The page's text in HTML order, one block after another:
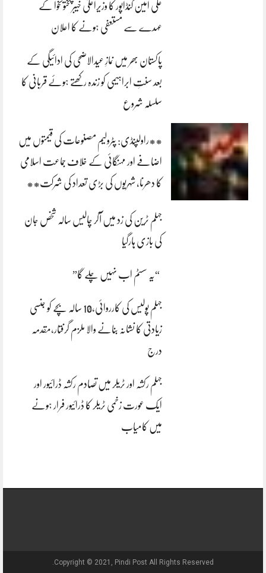
علی امین گنڈاپور کا وزیراعلیٰ خیبرپختونخوا کے
عہدے سے مستعفی ہونے کا اعلان
پاکستان بھر میں نمازِ عیدالاضحی کی ادائیگی کے
بعد سنتِ ابراہیمی کو زندہ رکھتے ہوئے قربانی کا
سلسلہ شروع
**راولپنڈی: پٹرولیم مصنوعات کی قیمتوں میں
اضافے اور مہنگائی کے خلاف جماعت اسلامی
کا دھرنا، شہریوں کی بڑی تعداد کی شرکت**
جہلم ٹرین کی زد میں آکر چالیس سالہ شخص جان
کی بازی ہارگیا
“یہ سسٹم اب نہیں چلے گا”
جہلم پولیس کی کارروائی،10 سالہ بچے کو جنسی
زیادتی کا نشانہ بنانے والا ملزم گرفتار،مقدمہ
درج
جہلم رکشہ اور ٹریلر میں تصادم رکشہ ڈرائیور اور
ایک عورت زخمی ٹریلر کا ڈرائیور فرار ہونے
میں کامیاب
Copyright © 2021, Pindi Post All Rights Reserved.